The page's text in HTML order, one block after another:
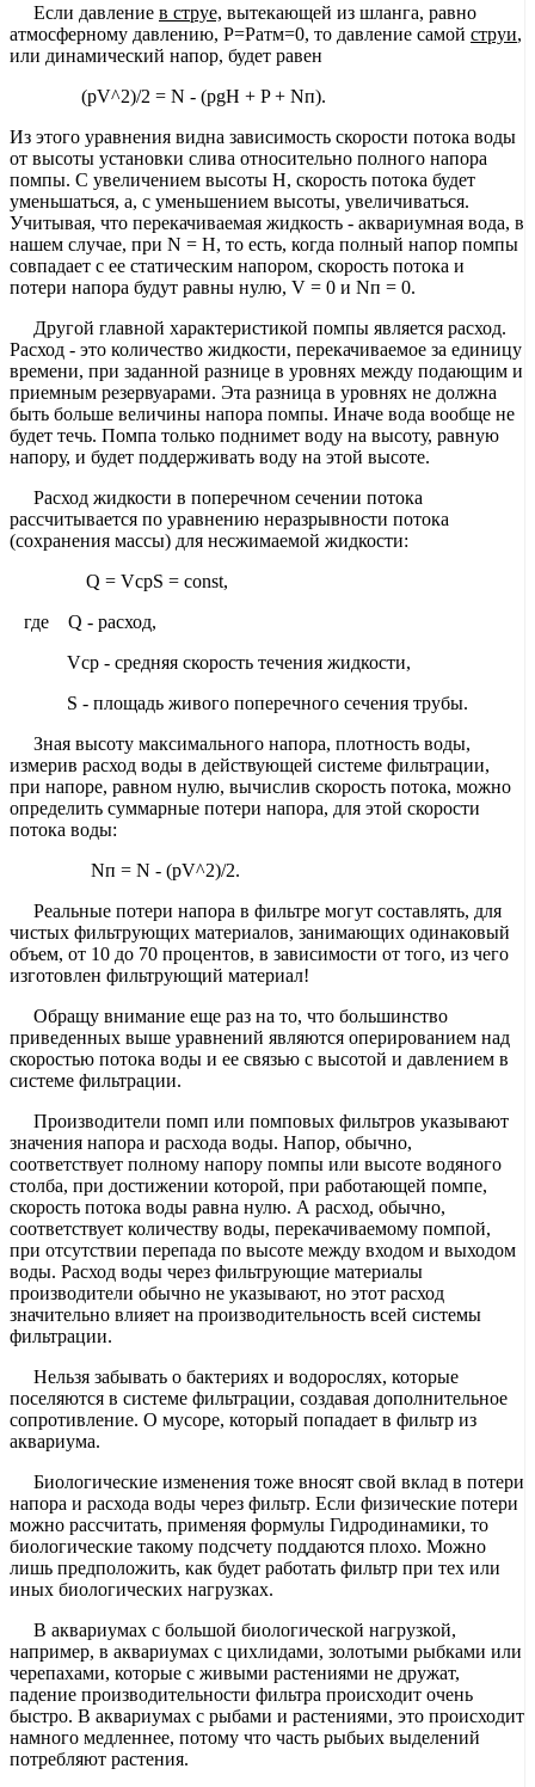
Если давление в струе, вытекающей из шланга, равно
атмосферному давлению, Р=Ратм=0, то давление самой струи,
или динамический напор, будет равен
(pV^2)/2 = N - (pgH + P + Nп).
Из этого уравнения видна зависимость скорости потока воды
от высоты установки слива относительно полного напора
помпы. С увеличением высоты Н, скорость потока будет
уменьшаться, а, с уменьшением высоты, увеличиваться.
Учитывая, что перекачиваемая жидкость - аквариумная вода, в
нашем случае, при N = H, то есть, когда полный напор помпы
совпадает с ее статическим напором, скорость потока и
потери напора будут равны нулю, V = 0 и Nп = 0.
Другой главной характеристикой помпы является расход.
Расход - это количество жидкости, перекачиваемое за единицу
времени, при заданной разнице в уровнях между подающим и
приемным резервуарами. Эта разница в уровнях не должна
быть больше величины напора помпы. Иначе вода вообще не
будет течь. Помпа только поднимет воду на высоту, равную
напору, и будет поддерживать воду на этой высоте.
Расход жидкости в поперечном сечении потока
рассчитывается по уравнению неразрывности потока
(сохранения массы) для несжимаемой жидкости:
Q = VсрS = const,
где Q - расход,
Vср - средняя скорость течения жидкости,
S - площадь живого поперечного сечения трубы.
Зная высоту максимального напора, плотность воды,
измерив расход воды в действующей системе фильтрации,
при напоре, равном нулю, вычислив скорость потока, можно
определить суммарные потери напора, для этой скорости
потока воды:
Nп = N - (pV^2)/2.
Реальные потери напора в фильтре могут составлять, для
чистых фильтрующих материалов, занимающих одинаковый
объем, от 10 до 70 процентов, в зависимости от того, из чего
изготовлен фильтрующий материал!
Обращу внимание еще раз на то, что большинство
приведенных выше уравнений являются оперированием над
скоростью потока воды и ее связью с высотой и давлением в
системе фильтрации.
Производители помп или помповых фильтров указывают
значения напора и расхода воды. Напор, обычно,
соответствует полному напору помпы или высоте водяного
столба, при достижении которой, при работающей помпе,
скорость потока воды равна нулю. А расход, обычно,
соответствует количеству воды, перекачиваемому помпой,
при отсутствии перепада по высоте между входом и выходом
воды. Расход воды через фильтрующие материалы
производители обычно не указывают, но этот расход
значительно влияет на производительность всей системы
фильтрации.
Нельзя забывать о бактериях и водорослях, которые
поселяются в системе фильтрации, создавая дополнительное
сопротивление. О мусоре, который попадает в фильтр из
аквариума.
Биологические изменения тоже вносят свой вклад в потери
напора и расхода воды через фильтр. Если физические потери
можно рассчитать, применяя формулы Гидродинамики, то
биологические такому подсчету поддаются плохо. Можно
лишь предположить, как будет работать фильтр при тех или
иных биологических нагрузках.
В аквариумах с большой биологической нагрузкой,
например, в аквариумах с цихлидами, золотыми рыбками или
черепахами, которые с живыми растениями не дружат,
падение производительности фильтра происходит очень
быстро. В аквариумах с рыбами и растениями, это происходит
намного медленнее, потому что часть рыбьих выделений
потребляют растения.